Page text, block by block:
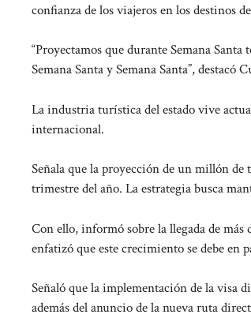
confianza de los viajeros en los destinos
“Proyectamos que durante Semana
Semana Santa y Semana Santa”, destacó
La industria turística del estado vive
internacional.
Señala que la proyección de un millón
trimestre del año. La estrategia busca
Con ello, informó sobre la llegada de más
enfatizó que este crecimiento se debe en
Señaló que la implementación de la visa
además del anuncio de la nueva ruta